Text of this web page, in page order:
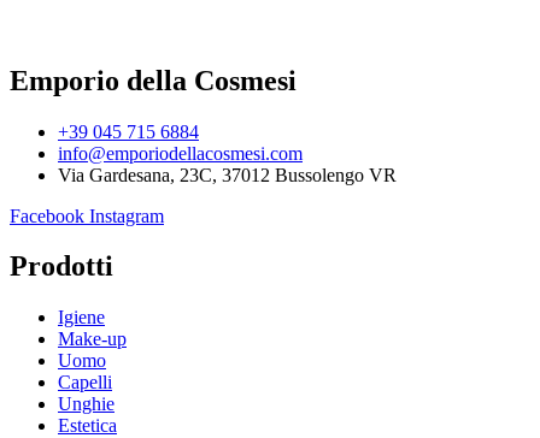
Emporio della Cosmesi
+39 045 715 6884
info@emporiodellacosmesi.com
Via Gardesana, 23C, 37012 Bussolengo VR
Facebook Instagram
Prodotti
Igiene
Make-up
Uomo
Capelli
Unghie
Estetica